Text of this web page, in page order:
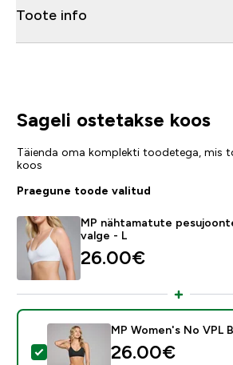
Toote info
Sageli ostetakse koos
Täienda oma komplekti toodetega, mis
koos
Praegune toode valitud
MP nähtamatute
valge - L
26.00€‎
Vali see toode - MP Women's
MP Women's No VPL
26.00€‎